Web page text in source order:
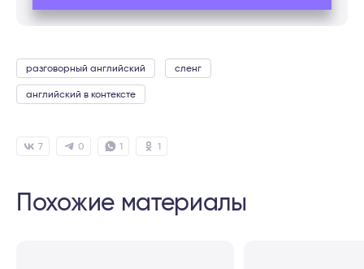
разговорный английский сленг
английский в контексте
7 1
0 1
Похожие материалы